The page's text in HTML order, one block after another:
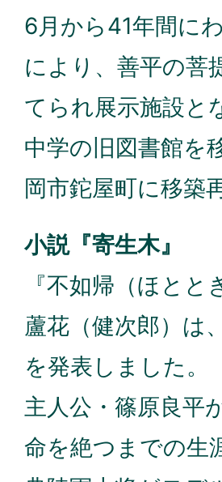
6月から41年間に
により、善平の菩
てられ展示施設と
中学の旧図書館を
岡市鉈屋町に移築
小説『寄生木』
『不如帰（ほと
蘆花（健次郎）は
を発表しました。
主人公・篠原良平
命を絶つまでの生